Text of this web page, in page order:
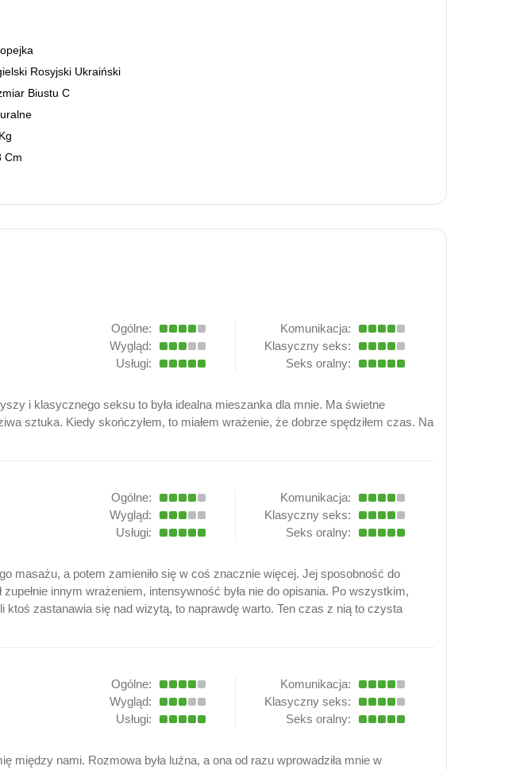
Rosyjski Ukraiński
Biustu C
Cm
Ogólne:
Wygląd:
Usługi:
Komunikacja:
Klasyczny seks:
Seks oralny:
i klasycznego seksu to była idealna mieszanka dla mnie. Ma świetne
sztuka. Kiedy skończyłem, to miałem wrażenie, że dobrze spędziłem czas. Na
Ogólne:
Wygląd:
Usługi:
Komunikacja:
Klasyczny seks:
Seks oralny:
masażu, a potem zamieniło się w coś znacznie więcej. Jej sposobność do
innym wrażeniem, intensywność była nie do opisania. Po wszystkim,
zastanawia się nad wizytą, to naprawdę warto. Ten czas z nią to czysta
Ogólne:
Wygląd:
Usługi:
Komunikacja:
Klasyczny seks:
Seks oralny:
między nami. Rozmowa była luźna, a ona od razu wprowadziła mnie w